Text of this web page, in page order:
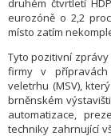
druhém čtvrtletí
eurozóně o 2,2
místo zatím
Tyto pozitivní
firmy v
veletrhu (MSV),
brněnském
automatizace,
techniky zahrnující